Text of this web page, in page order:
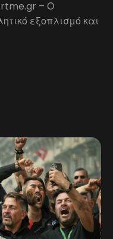
– Ο
εξοπλισμό και